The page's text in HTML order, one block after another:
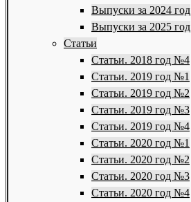
Выпуски за 2024 год
Выпуски за 2025 год
Статьи
Статьи. 2018 год №4
Статьи. 2019 год №1
Статьи. 2019 год №2
Статьи. 2019 год №3
Статьи. 2019 год №4
Статьи. 2020 год №1
Статьи. 2020 год №2
Статьи. 2020 год №3
Статьи. 2020 год №4